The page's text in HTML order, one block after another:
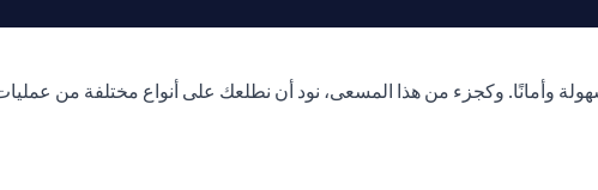
وأمانًا. وكجزء من هذا المسعى، نود أن نطلعك على أنواع مختلفة من